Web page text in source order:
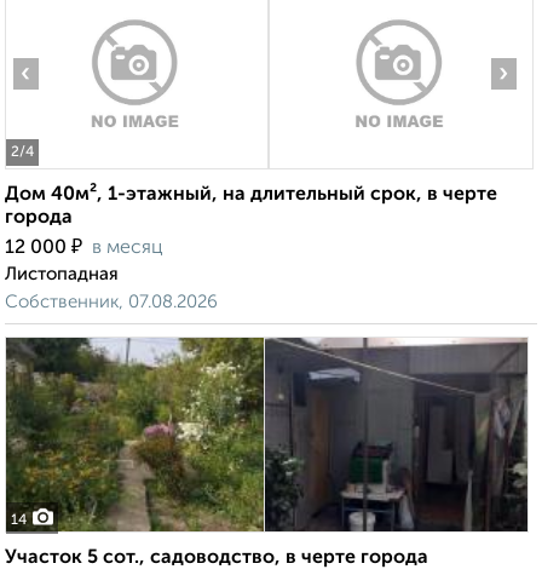
2/4
‹ ›
Дом 40м², 1-этажный, на длительный срок, в черте
города
12 000 ₽ в месяц
Листопадная
Собственник, 07.08.2026
14
Участок 5 сот., садоводство, в черте города